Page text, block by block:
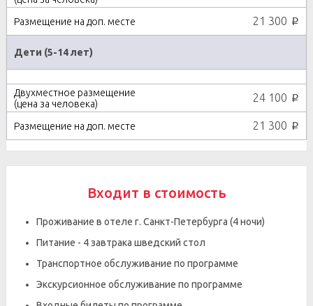
21 300 p
Дети (5-14 лет)
24 100 p
21 300 p
Входит в стоимость
Проживание в отеле г. Санкт-Петербурга (4 ночи)
Питание - 4 завтрака шведский стол
Транспортное обслуживание по программе
Экскурсионное обслуживание по программе